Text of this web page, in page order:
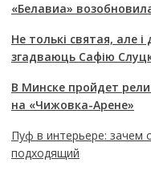
«Белавиа»
Не толькі святая, але
згадваюць Сафію
В Минске пройдет
на «Чижовка-Арене»
Пуф в интерьере: зачем
подходящий